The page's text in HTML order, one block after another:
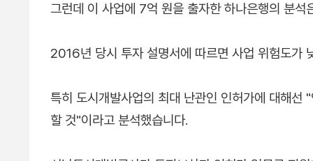
그런데 이 사업에 7억 원을 출자한 하나은행의 분석
2016년 당시 투자 설명서에 따르면 사업 위험도가
특히 도시개발사업의 최대 난관인 인허가에 대해선
할 것"이라고 분석했습니다.